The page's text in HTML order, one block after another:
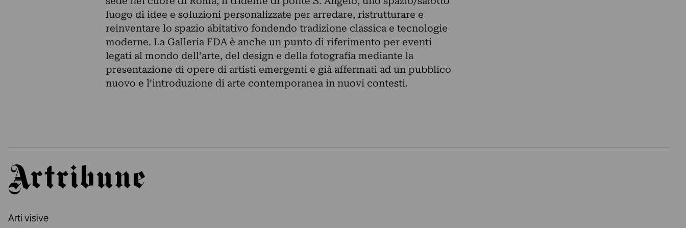
luogo di idee e soluzioni personalizzate per arredare, ristrutturare e
reinventare lo spazio abitativo fondendo tradizione classica e tecnologie
moderne. La Galleria FDA è anche un punto di riferimento per eventi
legati al mondo dell’arte, del design e della fotografia mediante la
presentazione di opere di artisti emergenti e già affermati ad un pubblico
nuovo e l’introduzione di arte contemporanea in nuovi contesti.
Artribune
Arti visive